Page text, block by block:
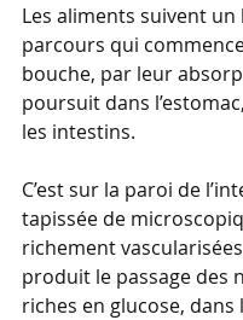
Les aliments suivent un
parcours qui
bouche, par leur
poursuit dans
les intestins.
C’est sur la paroi de
tapissée de
richement
produit le passage des
riches en glucose, dans